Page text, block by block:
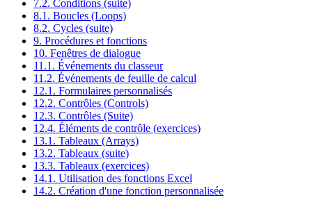
7.2. Conditions (suite)
8.1. Boucles (Loops)
8.2. Cycles (suite)
9. Procédures et fonctions
10. Fenêtres de dialogue
11.1. Événements du classeur
11.2. Événements de feuille de calcul
12.1. Formulaires personnalisés
12.2. Contrôles (Controls)
12.3. Contrôles (Suite)
12.4. Éléments de contrôle (exercices)
13.1. Tableaux (Arrays)
13.2. Tableaux (suite)
13.3. Tableaux (exercices)
14.1. Utilisation des fonctions Excel
14.2. Création d'une fonction personnalisée